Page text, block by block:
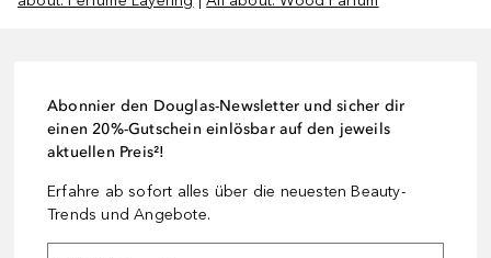
Abonnier den Douglas-Newsletter und sicher dir
einen 20%-Gutschein einlösbar auf den jeweils
aktuellen Preis²!
Erfahre ab sofort alles über die neuesten Beauty-
Trends und Angebote.